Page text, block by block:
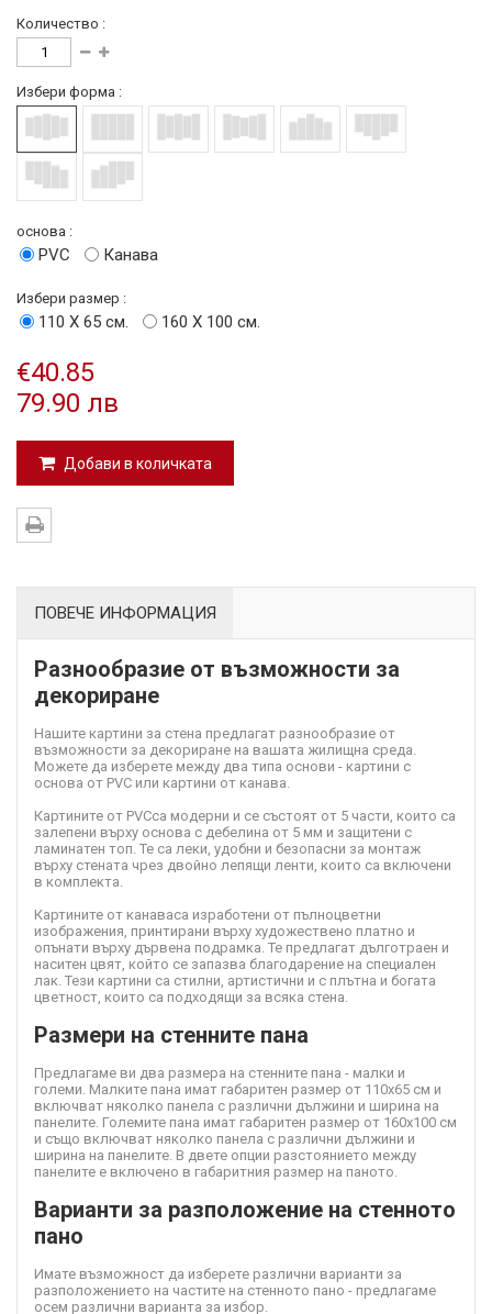
Количество :
Избери форма :
основа :
PVC Канава
Избери размер :
110 Х 65 см. 160 Х 100 см.
€40.85
79.90 лв
Добави в количката
ПОВЕЧЕ ИНФОРМАЦИЯ
Разнообразие от възможности за
декориране
Нашите картини за стена предлагат разнообразие от
възможности за декориране на вашата жилищна среда.
Можете да изберете между два типа основи - картини с
основа от PVC или картини от канава.
Картините от PVCса модерни и се състоят от 5 части, които са
залепени върху основа с дебелина от 5 мм и защитени с
ламинатен топ. Те са леки, удобни и безопасни за монтаж
върху стената чрез двойно лепящи ленти, които са включени
в комплекта.
Картините от канаваса изработени от пълноцветни
изображения, принтирани върху художествено платно и
опънати върху дървена подрамка. Те предлагат дълготраен и
наситен цвят, който се запазва благодарение на специален
лак. Тези картини са стилни, артистични и с плътна и богата
цветност, които са подходящи за всяка стена.
Размери на стенните пана
Предлагаме ви два размера на стенните пана - малки и
големи. Малките пана имат габаритен размер от 110х65 см и
включват няколко панела с различни дължини и ширина на
панелите. Големите пана имат габаритен размер от 160х100 см
и също включват няколко панела с различни дължини и
ширина на панелите. В двете опции разстоянието между
панелите е включено в габаритния размер на паното.
Варианти за разположение на стенното
пано
Имате възможност да изберете различни варианти за
разположението на частите на стенното пано - предлагаме
осем различни варианта за избор.